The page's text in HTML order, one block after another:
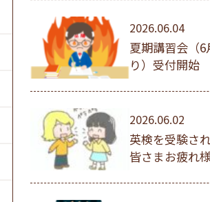
2026.06.04
夏期講習会（6
り）受付開始
2026.06.02
英検を受験さ
皆さまお疲れ